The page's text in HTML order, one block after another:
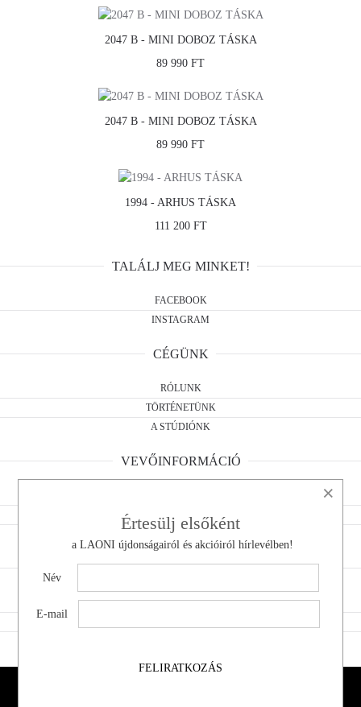
2047 B - MINI DOBOZ TÁSKA
89 990 FT
2047 B - MINI DOBOZ TÁSKA
89 990 FT
1994 - ARHUS TÁSKA
111 200 FT
TALÁLJ MEG MINKET!
FACEBOOK
INSTAGRAM
CÉGÜNK
RÓLUNK
TÖRTÉNETÜNK
A STÚDIÓNK
VEVŐINFORMÁCIÓ
ELÁLLÁSI NYILATKOZAT
ADATKEZELÉS
KAPCSOLAT
KÉRDÉSED VAN?
×
Értesülj elsőként
a LAONI újdonságairól és akcióiról hírlevélben!
Név
E-mail
FELIRATKOZÁS